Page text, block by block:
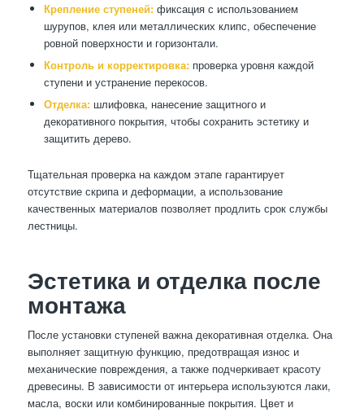
Крепление ступеней:фиксация с использованием
шурупов, клея или металлических клипс, обеспечение
ровной поверхности и горизонтали.
Контроль и корректировка:проверка уровня каждой
ступени и устранение перекосов.
Отделка:шлифовка, нанесение защитного и
декоративного покрытия, чтобы сохранить эстетику и
защитить дерево.
Тщательная проверка на каждом этапе гарантирует
отсутствие скрипа и деформации, а использование
качественных материалов позволяет продлить срок службы
лестницы.
Эстетика и отделка после
монтажа
После установки ступеней важна декоративная отделка. Она
выполняет защитную функцию, предотвращая износ и
механические повреждения, а также подчеркивает красоту
древесины. В зависимости от интерьера используются лаки,
масла, воски или комбинированные покрытия. Цвет и